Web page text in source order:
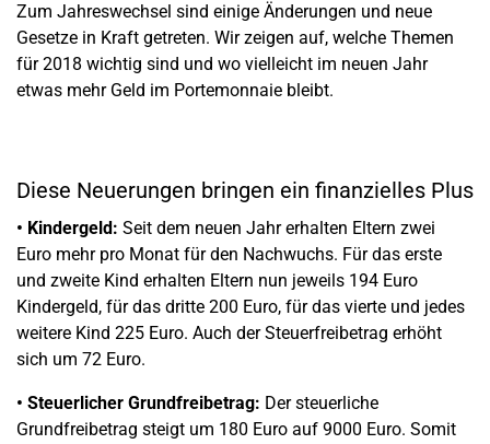
Zum Jahreswechsel sind einige Änderungen und neue
Gesetze in Kraft getreten. Wir zeigen auf, welche Themen
für 2018 wichtig sind und wo vielleicht im neuen Jahr
etwas mehr Geld im Portemonnaie bleibt.
Diese Neuerungen bringen ein finanzielles Plus
• Kindergeld: Seit dem neuen Jahr erhalten Eltern zwei
Euro mehr pro Monat für den Nachwuchs. Für das erste
und zweite Kind erhalten Eltern nun jeweils 194 Euro
Kindergeld, für das dritte 200 Euro, für das vierte und jedes
weitere Kind 225 Euro. Auch der Steuerfreibetrag erhöht
sich um 72 Euro.
• Steuerlicher Grundfreibetrag: Der steuerliche
Grundfreibetrag steigt um 180 Euro auf 9000 Euro. Somit